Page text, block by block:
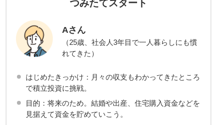
つみたてスタート
Aさん
（25歳、社会人3年目で一人暮らしにも慣
れてきた）
はじめたきっかけ：月々の収支もわかってきたところ
で積立投資に挑戦。
目的：将来のため。結婚や出産、住宅購入資金などを
見据えて資金を貯めていこう。